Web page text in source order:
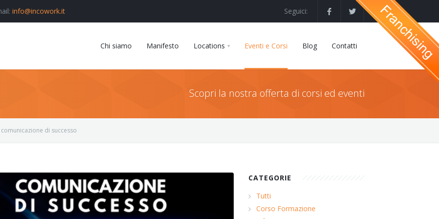
info@incowork.it Seguici:
Chi siamo Manifesto Locations Eventi e Corsi Blog Contatti
Scopri la nostra offerta di corsi ed eventi
di successo
CATEGORIE
Tutti
Corso Formazione